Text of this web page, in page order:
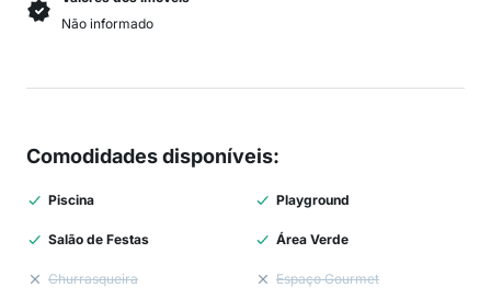
Não informado
Comodidades disponíveis:
Piscina Playground
Salão de Festas Área Verde
Churrasqueira Espaço Gourmet